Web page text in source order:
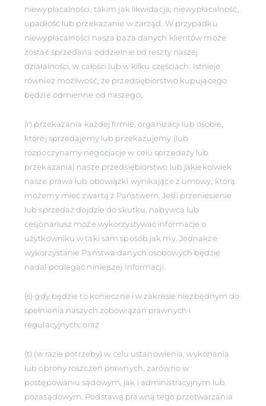
niewypłacalności, takim jak likwidacja, niewypłacalność,
upadłość lub przekazanie w zarząd. W przypadku
niewypłacalności nasza baza danych klientów może
zostać sprzedana oddzielnie od reszty naszej
działalności, w całości lub w kilku częściach. Istnieje
również możliwość, że przedsiębiorstwo kupującego
będzie odmienne od naszego;
(r) przekazania każdej firmie, organizacji lub osobie,
której sprzedajemy lub przekazujemy (lub
rozpoczynamy negocjacje w celu sprzedaży lub
przekazania) nasze przedsiębiorstwo lub jakiekolwiek
nasze prawa lub obowiązki wynikające z umowy, którą
możemy mieć zwartą z Państwem. Jeśli przeniesienie
lub sprzedaż dojdzie do skutku, nabywca lub
cesjonariusz może wykorzystywać informacje o
użytkowniku w taki sam sposób jak my. Jednakże
wykorzystanie Państwa danych osobowych będzie
nadal podlegać niniejszej Informacji.
(s) gdy będzie to konieczne i w zakresie niezbędnym do
spełnienia naszych zobowiązań prawnych i
regulacyjnych; oraz
(t) (w razie potrzeby) w celu ustanowienia, wykonania
lub obrony roszczeń prawnych, zarówno w
postępowaniu sądowym, jak i administracyjnym lub
pozasądowym. Podstawą prawną tego przetwarzania